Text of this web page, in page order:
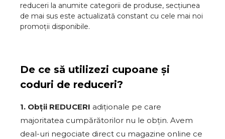
reduceri la anumite categorii de produse, secțiunea
de mai sus este actualizată constant cu cele mai noi
promoții disponibile.
De ce să utilizezi cupoane și
coduri de reduceri?
1. Obții REDUCERI adiționale pe care
majoritatea cumpărătorilor nu le obțin. Avem
deal-uri negociate direct cu magazine online ce